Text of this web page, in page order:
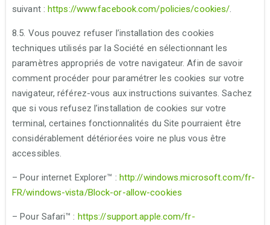
suivant : https://www.facebook.com/policies/cookies/
8.5. Vous pouvez refuser l’installation des cookies
techniques utilisés par la Société en sélectionnant les
paramètres appropriés de votre navigateur. Afin de savoir
comment procéder pour paramétrer les cookies sur votre
navigateur, référez-vous aux instructions suivantes. Sachez
que si vous refusez l’installation de cookies sur votre
terminal, certaines fonctionnalités du Site pourraient être
considérablement détériorées voire ne plus vous être
accessibles.
– Pour internet Explorer™ : http://windows.microsoft.com/fr-
FR/windows-vista/Block-or-allow-cookies
– Pour Safari™ : https://support.apple.com/fr-